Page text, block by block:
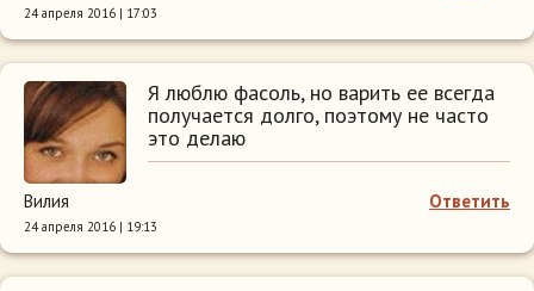
24 апреля 2016 | 17:03
Я люблю фасоль, но варить ее всегда
получается долго, поэтому не часто
это делаю
Ответить
Вилия
24 апреля 2016 | 19:13